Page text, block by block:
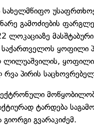
გამოძიების
ყოფილი
პირის
ტარდება
გიორგი გვარაკიძემ.